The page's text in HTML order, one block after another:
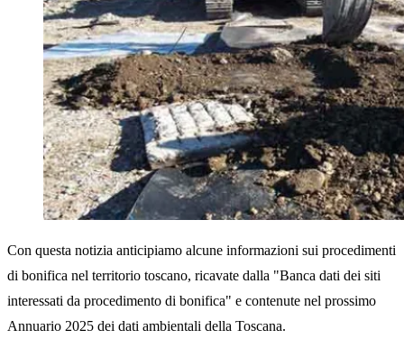
Con questa notizia anticipiamo alcune informazioni sui procedimenti
di bonifica nel territorio toscano, ricavate dalla "Banca dati dei siti
interessati da procedimento di bonifica" e contenute nel prossimo
Annuario 2025 dei dati ambientali della Toscana.